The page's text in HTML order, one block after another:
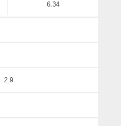
6.34
2.9